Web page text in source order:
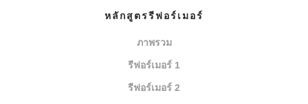
หลักสูตรรีฟอร์เมอร์
ภาพรวม
รีฟอร์เมอร์ 1
รีฟอร์เมอร์ 2